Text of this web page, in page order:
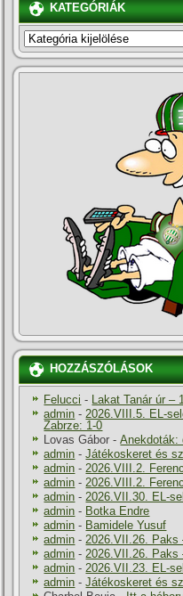
KATEGÓRIÁK
KATEGÓRIÁK
HOZZÁSZÓLÁSOK
Felucci - Lakat Tanár úr –
admin -2026.VIII.5. EL-
Zabrze: 1-0
Lovas Gábor -Anekdoták:
admin -Játékoskeret és
admin -2026.VIII.2.
admin -2026.VIII.2.
admin -2026.VII.30. EL-
admin - Botka Endre
admin - Bamidele Yusuf
admin -2026.VII.26. Paks
admin -2026.VII.26. Paks
admin -2026.VII.23. EL-
admin -Játékoskeret és